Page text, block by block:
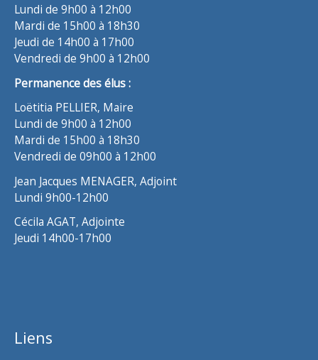
Lundi de 9h00 à 12h00
Mardi de 15h00 à 18h30
Jeudi de 14h00 à 17h00
Vendredi de 9h00 à 12h00
Permanence des élus :
Loëtitia PELLIER, Maire
Lundi de 9h00 à 12h00
Mardi de 15h00 à 18h30
Vendredi de 09h00 à 12h00
Jean Jacques MENAGER, Adjoint
Lundi 9h00-12h00
Cécila AGAT, Adjointe
Jeudi 14h00-17h00
Liens